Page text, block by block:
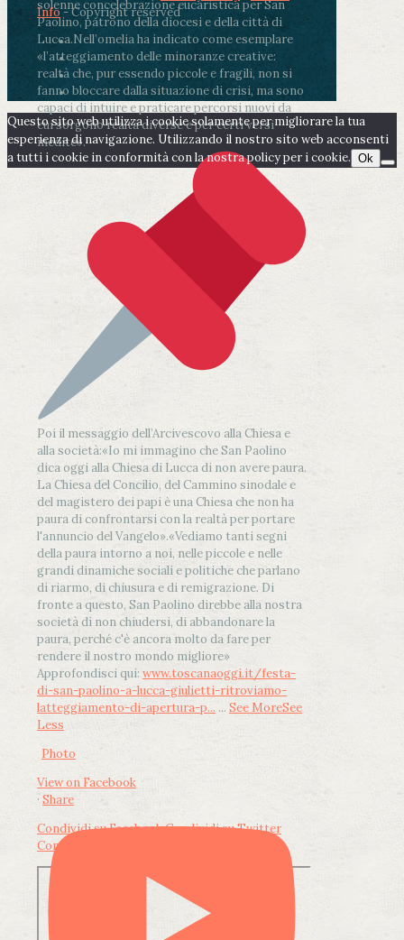
solenne concelebrazione eucaristica per San
Paolino, patrono della diocesi e della città di
Lucca.Nell’omelia ha indicato come esemplare
«l’atteggiamento delle minoranze creative:
realtà che, pur essendo piccole e fragili, non si
fanno bloccare dalla situazione di crisi, ma sono
capaci di intuire e praticare percorsi nuovi da
cui sorgono realtà diverse e per certi versi
inedite».
Poi il messaggio dell’Arcivescovo alla Chiesa e
alla società:«Io mi immagino che San Paolino
dica oggi alla Chiesa di Lucca di non avere paura.
La Chiesa del Concilio, del Cammino sinodale e
del magistero dei papi è una Chiesa che non ha
paura di confrontarsi con la realtà per portare
l'annuncio del Vangelo».«Vediamo tanti segni
della paura intorno a noi, nelle piccole e nelle
grandi dinamiche sociali e politiche che parlano
di riarmo, di chiusura e di remigrazione. Di
fronte a questo, San Paolino direbbe alla nostra
società di non chiudersi, di abbandonare la
paura, perché c'è ancora molto da fare per
rendere il nostro mondo migliore»
Approfondisci qui: www.toscanaoggi.it/festa-
di-san-paolino-a-lucca-giulietti-ritroviamo-
latteggiamento-di-apertura-p... ... See MoreSee
Less
Photo
View on Facebook
· Share
Condividi su FacebookCondividi su Twitter
Condividi su LinkedIn
Info- Copyright reserved
Questo sito web utilizza i cookie solamente per migliorare la tua
esperienza di navigazione. Utilizzando il nostro sito web acconsenti
a tutti i cookie in conformità con la nostra policy per i cookie. Ok